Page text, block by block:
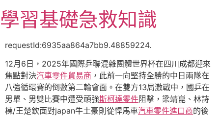
至
主
容
學習基礎急救知識
requestId:6935aa864a7bb9.48859224.
12月6日，2025年國際乒聯混雜團體世界杯在四川成都迎來
焦點對決汽車零件貿易商 ，此前一向堅持全勝的中日兩隊在
八強循環賽的倒數第二輪會面。在雙方13局激戰中，國乒在
男單、男雙比賽中遭受頑強斯柯達零件阻擊，梁靖崑、林詩
棟/王楚欽面對japan牛土豪則從悍馬車汽車零件進口商的後